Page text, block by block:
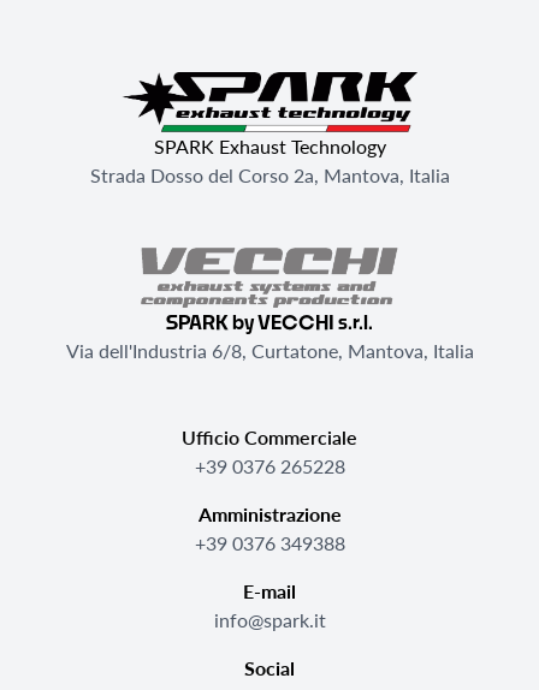
SPARK Exhaust Technology
Strada Dosso del Corso 2a, Mantova, Italia
SPARK by VECCHI s.r.l.
Via dell'Industria 6/8, Curtatone, Mantova, Italia
Ufficio Commerciale
+39 0376 265228
Amministrazione
+39 0376 349388
E-mail
info@spark.it
Social